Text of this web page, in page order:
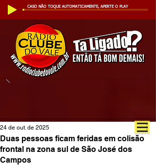
CASO NÃO TOQUE AUTOMATICAMENTE, APERTE O PLAY
Duas pessoas ficam feridas em colisão
frontal na zona sul de São José dos
Campos
24 de out. de 2025